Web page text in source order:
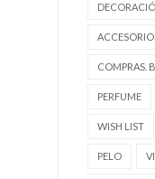
COMPRAS.
PERFUME
WISH LIST
PELO